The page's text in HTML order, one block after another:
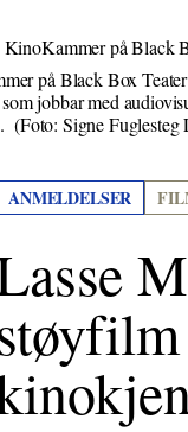
på Black Box
jobbar med
(Foto: Signe
ANMELDELSER